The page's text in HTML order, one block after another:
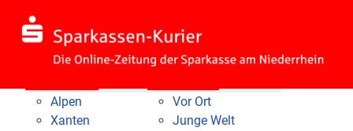
Alpen
Xanten
Vor Ort
Junge Welt